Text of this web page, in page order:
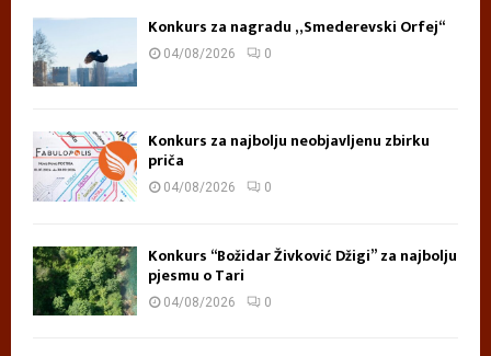
Konkurs za nagradu „Smederevski Orfej“
04/08/2026 0
Konkurs za najbolju neobjavljenu zbirku
priča
04/08/2026 0
Konkurs “Božidar Živković Džigi” za najbolju
pjesmu o Tari
04/08/2026 0